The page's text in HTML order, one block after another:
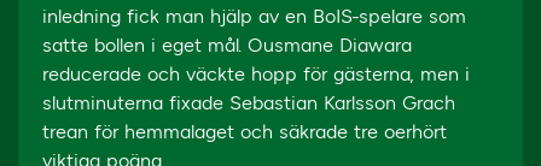
inledning fick man hjälp av en BoIS-spelare som
satte bollen i eget mål. Ousmane Diawara
reducerade och väckte hopp för gästerna, men i
slutminuterna fixade Sebastian Karlsson Grach
trean för hemmalaget och säkrade tre oerhört
viktiga poäng.